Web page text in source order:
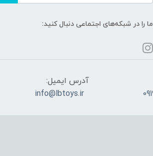
ما را در شبکه‌های اجتماعی دنبال کنید:
آدرس ایمیل:
info@lbtoys.ir